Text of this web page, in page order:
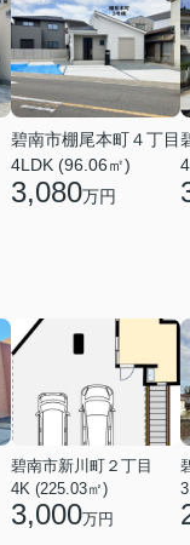
碧南市棚尾本町４丁目
4LDK (96.06㎡)
3,080万円
碧南市新川町２丁目
4K (225.03㎡)
3,000万円